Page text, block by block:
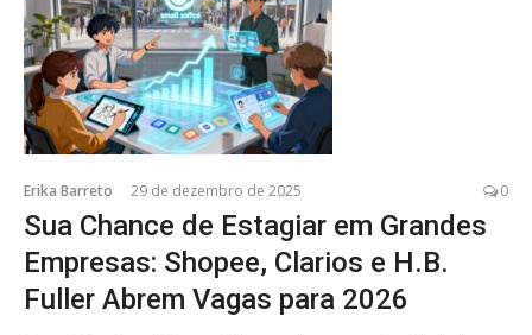
Erika Barreto 29 de dezembro de 2025 0
Sua Chance de Estagiar em Grandes
Empresas: Shopee, Clarios e H.B.
Fuller Abrem Vagas para 2026